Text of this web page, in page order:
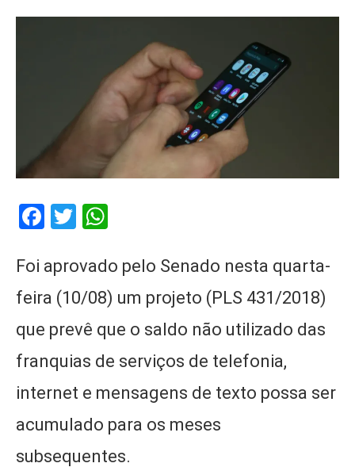
Facebook
Twitter
Foi aprovado pelo Senado nesta quarta-
feira (10/08) um projeto (PLS 431/2018)
que prevê que o saldo não utilizado das
franquias de serviços de telefonia,
internet e mensagens de texto possa ser
acumulado para os meses
subsequentes.